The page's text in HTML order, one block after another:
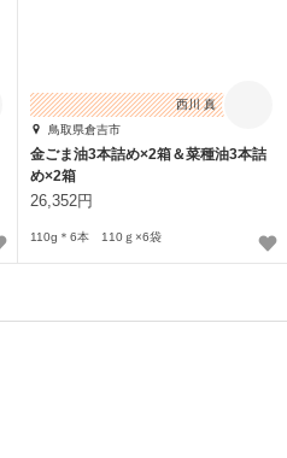
西川 真
鳥取県倉吉市
金ごま油3本詰め×2箱＆菜種油3本詰
め×2箱
26,352円
110g＊6本 110ｇ×6袋